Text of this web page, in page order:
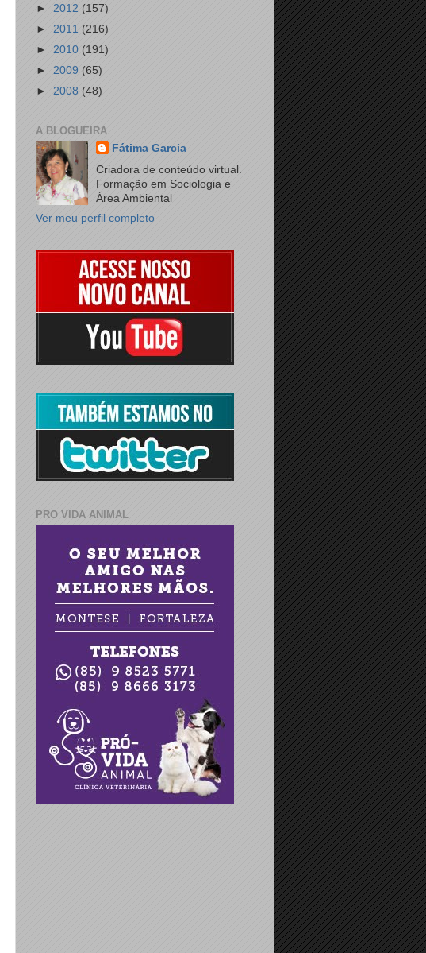
► 2012 (157)
► 2011 (216)
► 2010 (191)
► 2009 (65)
► 2008 (48)
A BLOGUEIRA
Fátima Garcia
Criadora de conteúdo virtual.
Formação em Sociologia e
Área Ambiental
Ver meu perfil completo
PRO VIDA ANIMAL